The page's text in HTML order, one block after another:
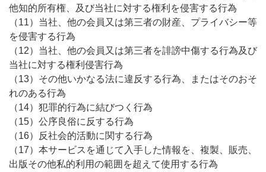
他知的所有権、及び当社に対する権利を侵害する行為
（11）当社、他の会員又は第三者の財産、プライバシー等
を侵害する行為
（12）当社、他の会員又は第三者を誹謗中傷する行為及び
当社に対する権利侵害行為
（13）その他いかなる法に違反する行為、またはそのおそ
れのある行為
（14）犯罪的行為に結びつく行為
（15）公序良俗に反する行為
（16）反社会的活動に関する行為
（17）本サービスを通じて入手した情報を、複製、販売、
出版その他私的利用の範囲を超えて使用する行為